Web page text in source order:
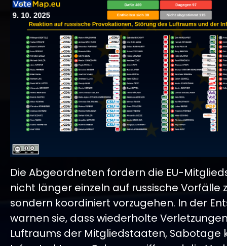
Die Abgeordneten fordern die EU-
nicht länger einzeln auf russische Vorfälle
sondern koordiniert vorzugehen. In der
warnen sie, dass wiederholte
Luftraums der Mitgliedstaaten, Sabotage